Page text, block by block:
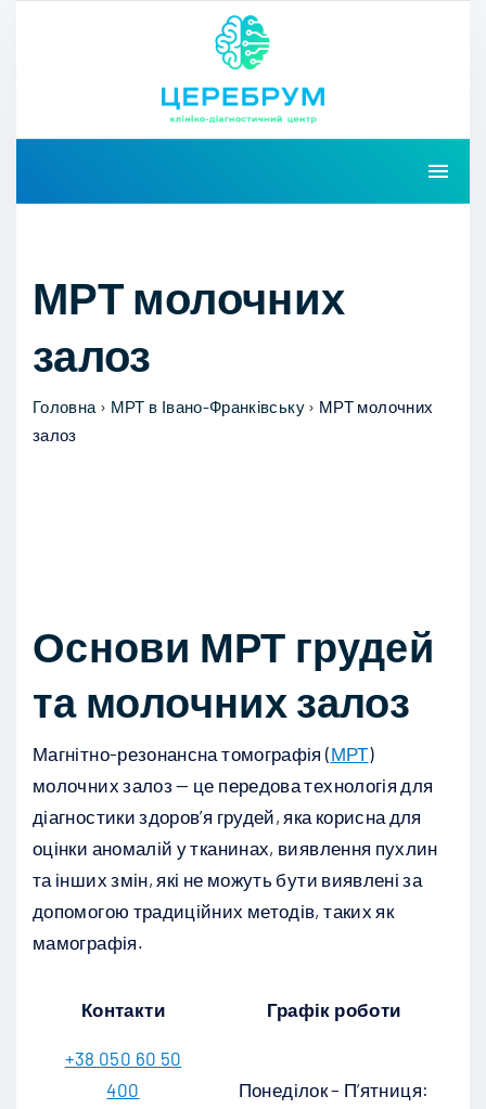
МРТ молочних
залоз
Головна › МРТ в Івано-Франківську› МРТ молочних
залоз
Основи МРТ грудей
та молочних залоз
Магнітно-резонансна томографія (МРТ)
молочних залоз — це передова технологія для
діагностики здоров’я грудей, яка корисна для
оцінки аномалій у тканинах, виявлення пухлин
та інших змін, які не можуть бути виявлені за
допомогою традиційних методів, таких як
мамографія.
Контакти Графік роботи
+38 050 60 50
400
Понеділок – П’ятниця: